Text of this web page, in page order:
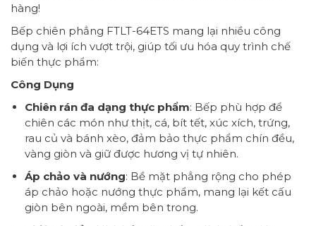
hàng!
Bếp chiên phẳng FTLT-64ETS mang lại nhiều công
dụng và lợi ích vượt trội, giúp tối ưu hóa quy trình chế
biến thực phẩm:
Công Dụng
Chiên rán đa dạng thực phẩm: Bếp phù hợp để
chiên các món như thịt, cá, bít tết, xúc xích, trứng,
rau củ và bánh xèo, đảm bảo thực phẩm chín đều,
vàng giòn và giữ được hương vị tự nhiên.
Áp chảo và nướng: Bề mặt phẳng rộng cho phép
áp chảo hoặc nướng thực phẩm, mang lại kết cấu
giòn bên ngoài, mềm bên trong.